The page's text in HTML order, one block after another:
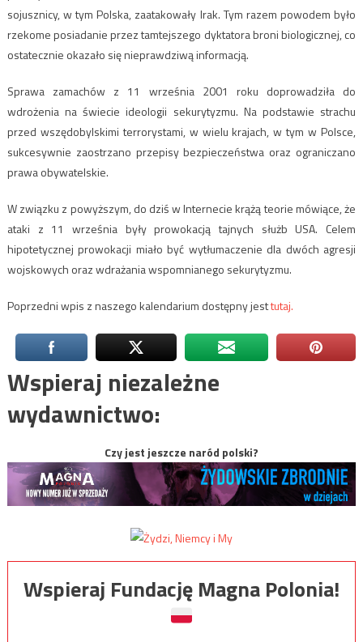
sojusznicy, w tym Polska, zaatakowały Irak. Tym razem powodem było
rzekome posiadanie przez tamtejszego dyktatora broni biologicznej, co
ostatecznie okazało się nieprawdziwą informacją.
Sprawa zamachów z 11 września 2001 roku doprowadziła do
wdrożenia na świecie ideologii sekurytyzmu. Na podstawie strachu
przed wszędobylskimi terrorystami, w wielu krajach, w tym w Polsce,
sukcesywnie zaostrzano przepisy bezpieczeństwa oraz ograniczano
prawa obywatelskie.
W związku z powyższym, do dziś w Internecie krążą teorie mówiące, że
ataki z 11 września były prowokacją tajnych służb USA. Celem
hipotetycznej prowokacji miało być wytłumaczenie dla dwóch agresji
wojskowych oraz wdrażania wspomnianego sekurytyzmu.
Poprzedni wpis z naszego kalendarium dostępny jesttutaj.
Wspieraj niezależne
wydawnictwo:
Czy jest jeszcze naród polski?
Wspieraj Fundację Magna Polonia!